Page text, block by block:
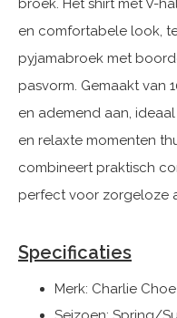
broek. Het shirt met V-
en comfortabele look,
pyjamabroek met
pasvorm. Gemaakt van
en ademend aan,
en relaxte momenten
combineert praktisch
perfect voor zorgeloze
Specificaties
Merk: Charlie Choe